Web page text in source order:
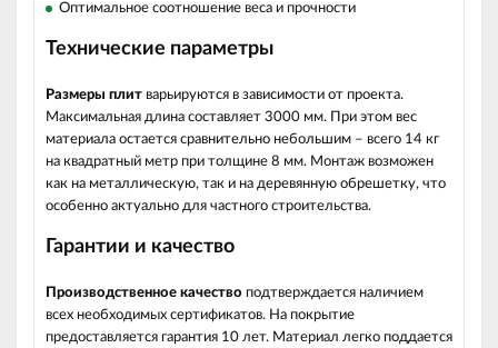
Оптимальное соотношение веса и прочности
Технические параметры
Размеры плит варьируются в зависимости от проекта.
Максимальная длина составляет 3000 мм. При этом вес
материала остается сравнительно небольшим – всего 14 кг
на квадратный метр при толщине 8 мм. Монтаж возможен
как на металлическую, так и на деревянную обрешетку, что
особенно актуально для частного строительства.
Гарантии и качество
Производственное качество подтверждается наличием
всех необходимых сертификатов. На покрытие
предоставляется гарантия 10 лет. Материал легко поддается